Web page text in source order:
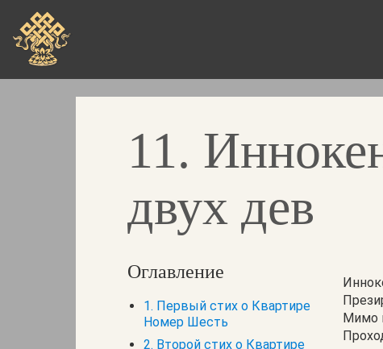
main
content
11.
двух дев
Оглавление
1. Первый стих о Квартире
Номер Шесть
2. Второй стих о Квартире
Мимо